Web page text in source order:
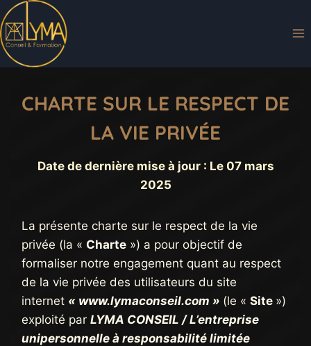
Aller
au
contenu
CHARTE SUR LE RESPECT DE
LA VIE PRIVÉE
Date de dernière mise à jour : Le 07 mars
2025
La présente charte sur le respect de la vie
privée (la « Charte ») a pour objectif de
formaliser notre engagement quant au respect
de la vie privée des utilisateurs du site
internet « www.lymaconseil.com » (le « Site »)
exploité par LYMA CONSEIL / L’entreprise
unipersonnelle à responsabilité limitée